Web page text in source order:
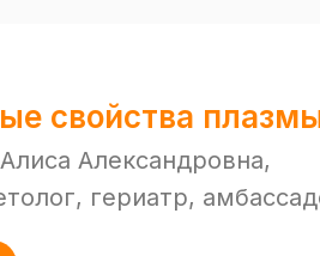
свойства
Александровна,
гериатр,